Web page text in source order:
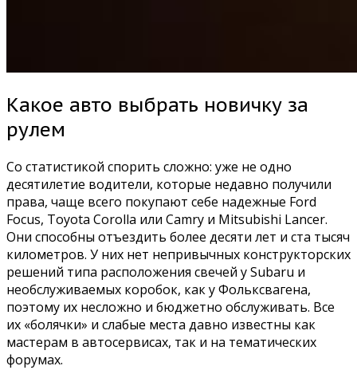
Какое авто выбрать новичку за
рулем
Со статистикой спорить сложно: уже не одно
десятилетие водители, которые недавно получили
права, чаще всего покупают себе надежные Ford
Focus, Toyota Corolla или Camry и Mitsubishi Lancer.
Они способны отъездить более десяти лет и ста тысяч
километров. У них нет непривычных конструкторских
решений типа расположения свечей у Subaru и
необслуживаемых коробок, как у Фольксвагена,
поэтому их несложно и бюджетно обслуживать. Все
их «болячки» и слабые места давно известны как
мастерам в автосервисах, так и на тематических
форумах.